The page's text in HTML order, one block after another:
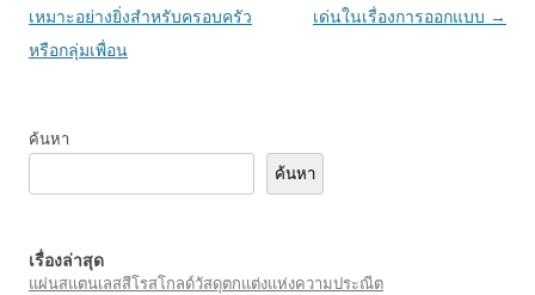
นำทาง
เรื่อง
เหมาะอย่างยิ่งสำหรับครอบครัว
หรือกลุ่มเพื่อน
เด่นในเรื่องการออกแบบ →
ค้นหา
ค้นหา
เรื่องล่าสุด
แผ่นสแตนเลสสีโรสโกลด์วัสดุตกแต่งแห่งความประณีต